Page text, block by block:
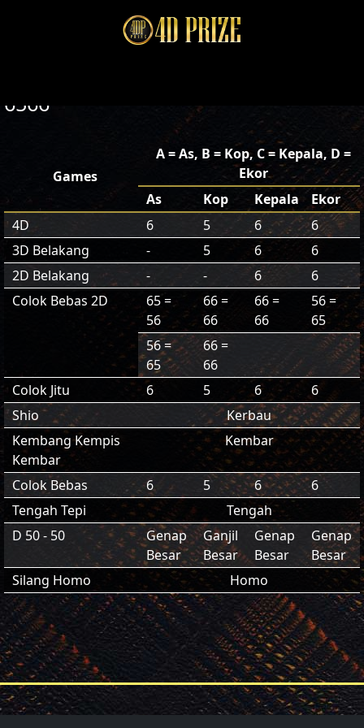
6566
Games
A = As, B = Kop, C = Kepala, D =
Ekor
As
Kop Kepala
Ekor
4D
6 5 6
6
3D Belakang
- 5 6
6
2D Belakang
- - 6
6
Colok Bebas 2D
65 =
56
66 =
66
66 =
66
56 =
65
56 =
65
66 =
66
Colok Jitu
6 5 6
6
Shio
Kerbau
Kembang Kempis
Kembar
Kembar
Colok Bebas 6 5 6
6
Tengah Tepi
Tengah
D 50 - 50
Genap
Besar
Ganjil
Besar
Genap
Besar
Genap
Besar
Silang Homo
Homo